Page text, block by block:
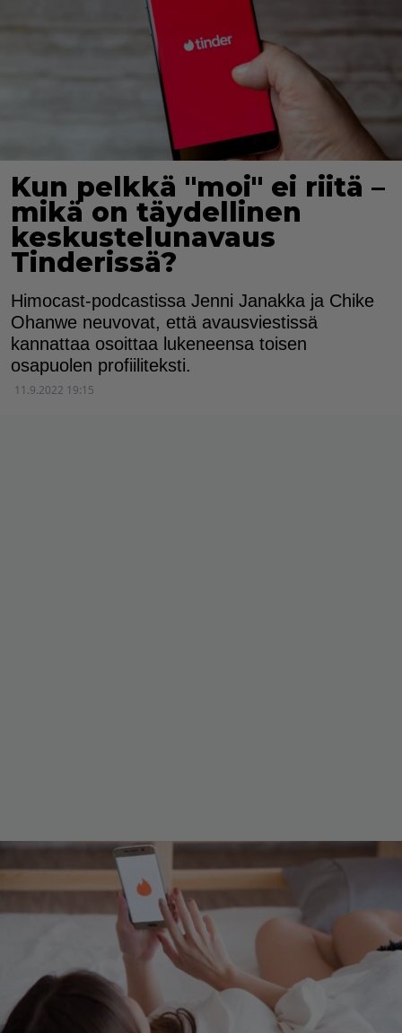
Kun pelkkä "moi" ei riitä –
mikä on täydellinen
keskustelunavaus
Tinderissä?
Himocast-podcastissa Jenni Janakka ja Chike
Ohanwe neuvovat, että avausviestissä
kannattaa osoittaa lukeneensa toisen
osapuolen profiiliteksti.
11.9.2022 19:15